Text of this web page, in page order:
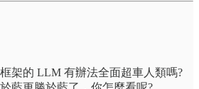
架的 LLM 有辦法全面超車人類嗎?